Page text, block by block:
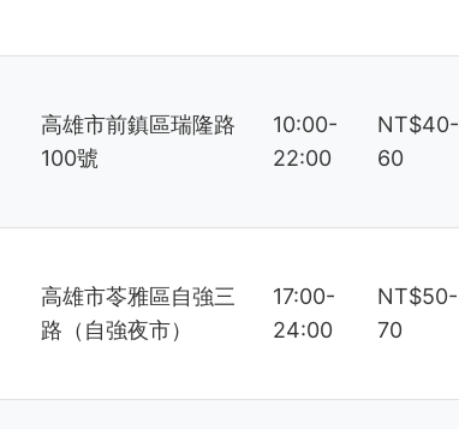
高雄市前鎮區瑞隆路
100號
10:00-
22:00
NT$40-
60
高雄市苓雅區自強三
路（自強夜市）
17:00-
24:00
NT$50-
70